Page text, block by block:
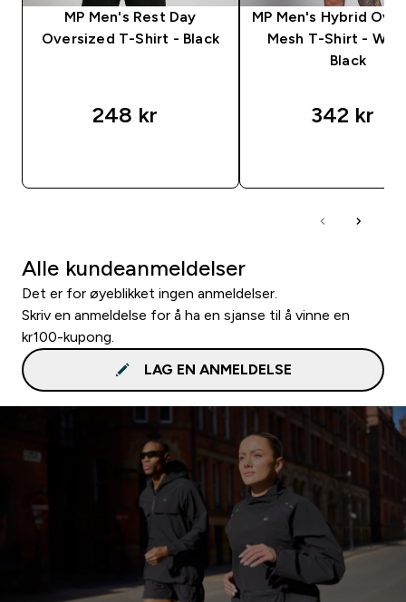
MP Men's Rest Day
Oversized T-Shirt - Black
248 kr‎
MP Men's Hybrid
Mesh T-Shirt -
Black
342 kr‎
Alle kundeanmeldelser
Det er for øyeblikket ingen anmeldelser.
Skriv en anmeldelse for å ha en sjanse til å vinne en
kr100-kupong.
LAG EN ANMELDELSE